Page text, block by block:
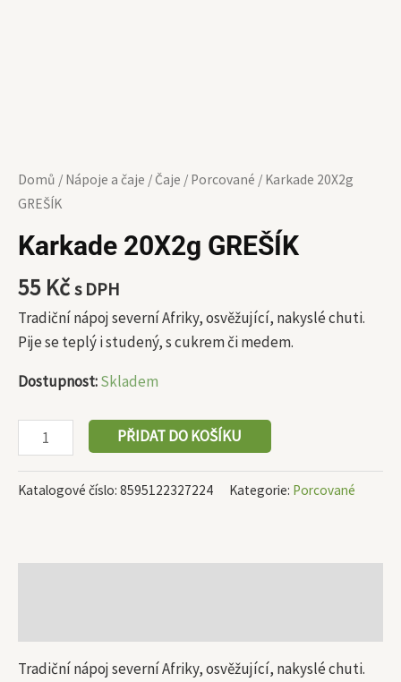
Domů / Nápoje a čaje / Čaje / Porcované / Karkade 20X2g
GREŠÍK
Karkade 20X2g GREŠÍK
55 Kčs DPH
Tradiční nápoj severní Afriky, osvěžující, nakyslé chuti.
Pije se teplý i studený, s cukrem či medem.
Dostupnost:Skladem
PŘIDAT DO KOŠÍKU
Katalogové číslo: 8595122327224 Kategorie: Porcované
Tradiční nápoj severní Afriky, osvěžující, nakyslé chuti.